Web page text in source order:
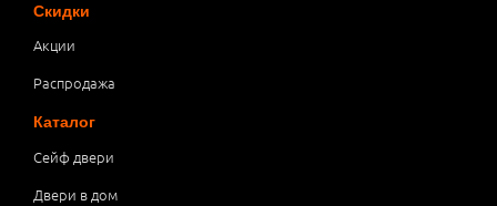
Скидки
Акции
Распродажа
Каталог
Сейф двери
Двери в дом